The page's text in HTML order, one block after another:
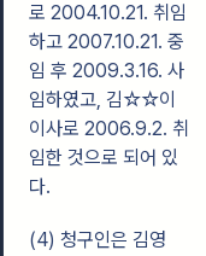
로 2004.10.21. 취임
하고 2007.10.21. 중
임 후 2009.3.16. 사
임하였고, 김☆☆이
이사로 2006.9.2. 취
임한 것으로 되어 있
다.
(4) 청구인은 김영